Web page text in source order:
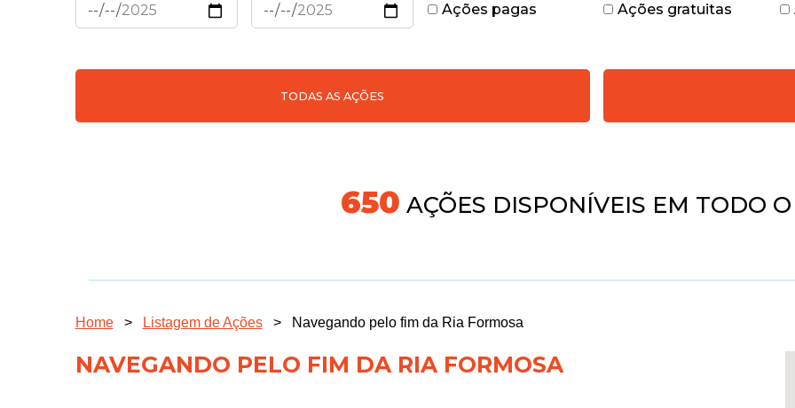
Ações pagas
Ações gratuitas
TODAS AS AÇÕES
718AÇÕES DISPONÍVEIS EM TODO O
Home > Listagem de Ações > Navegando pelo fim da Ria Formosa
NAVEGANDO PELO FIM DA RIA FORMOSA